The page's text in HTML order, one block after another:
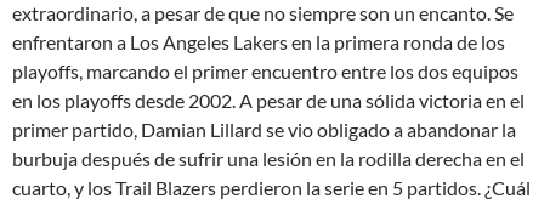
extraordinario, a pesar de que no siempre son un encanto. Se
enfrentaron a Los Angeles Lakers en la primera ronda de los
playoffs, marcando el primer encuentro entre los dos equipos
en los playoffs desde 2002. A pesar de una sólida victoria en el
primer partido, Damian Lillard se vio obligado a abandonar la
burbuja después de sufrir una lesión en la rodilla derecha en el
cuarto, y los Trail Blazers perdieron la serie en 5 partidos. ¿Cuál